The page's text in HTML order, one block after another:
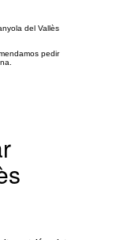
del Vallès
pedir